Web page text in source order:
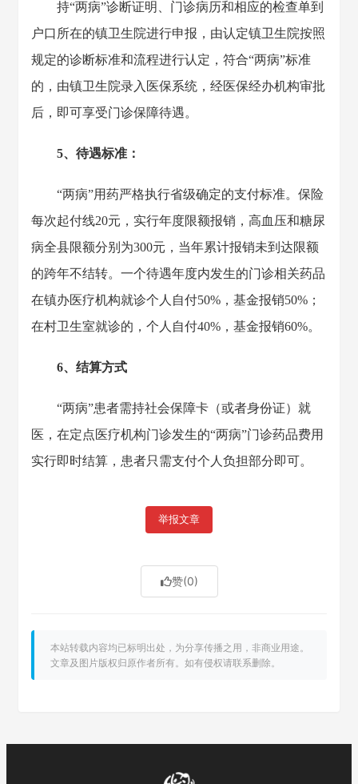
持“两病”诊断证明、门诊病历和相应的检查单到
户口所在的镇卫生院进行申报，由认定镇卫生院按照
规定的诊断标准和流程进行认定，符合“两病”标准
的，由镇卫生院录入医保系统，经医保经办机构审批
后，即可享受门诊保障待遇。
5、待遇标准：
“两病”用药严格执行省级确定的支付标准。保险
每次起付线20元，实行年度限额报销，高血压和糖尿
病全县限额分别为300元，当年累计报销未到达限额
的跨年不结转。一个待遇年度内发生的门诊相关药品
在镇办医疗机构就诊个人自付50%，基金报销50%；
在村卫生室就诊的，个人自付40%，基金报销60%。
6、结算方式
“两病”患者需持社会保障卡（或者身份证）就
医，在定点医疗机构门诊发生的“两病”门诊药品费用
实行即时结算，患者只需支付个人负担部分即可。
举报文章
赞(0)
本站转载内容均已标明出处，为分享传播之用，非商业用途。
文章及图片版权归原作者所有。如有侵权请联系删除。